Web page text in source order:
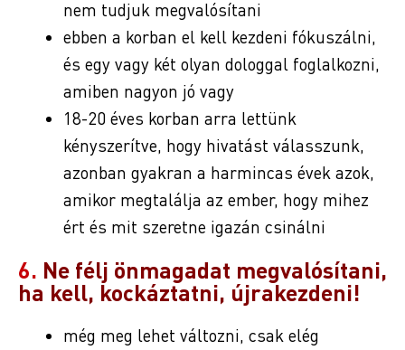
nem tudjuk megvalósítani
ebben a korban el kell kezdeni fókuszálni,
és egy vagy két olyan dologgal foglalkozni,
amiben nagyon jó vagy
18-20 éves korban arra lettünk
kényszerítve, hogy hivatást válasszunk,
azonban gyakran a harmincas évek azok,
amikor megtalálja az ember, hogy mihez
ért és mit szeretne igazán csinálni
6. Ne félj önmagadat megvalósítani,
ha kell, kockáztatni, újrakezdeni!
még meg lehet változni, csak elég